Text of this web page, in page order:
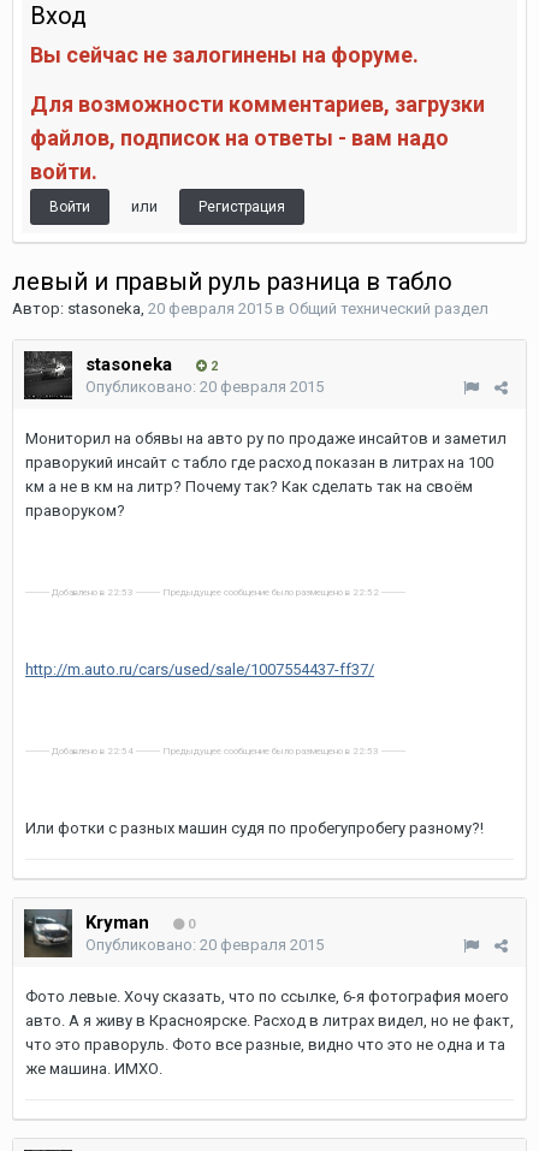
Вход
Вы сейчас не залогинены на форуме.
Для возможности комментариев, загрузки
файлов, подписок на ответы - вам надо
войти.
Войти или Регистрация
левый и правый руль разница в табло
Автор: stasoneka, 20 февраля 2015 в Общий технический раздел
stasoneka 2
Опубликовано: 20 февраля 2015
Мониторил на обявы на авто ру по продаже инсайтов и заметил
праворукий инсайт с табло где расход показан в литрах на 100
км а не в км на литр? Почему так? Как сделать так на своём
праворуком?
---------- Добавлено в 22:53 ---------- Предыдущее сообщение было размещено в 22:52 ----------
http://m.auto.ru/cars/used/sale/1007554437-ff37/
---------- Добавлено в 22:54 ---------- Предыдущее сообщение было размещено в 22:53 ----------
Или фотки с разных машин судя по пробегупробегу разному?!
Kryman 0
Опубликовано: 20 февраля 2015
Фото левые. Хочу сказать, что по ссылке, 6-я фотография моего
авто. А я живу в Красноярске. Расход в литрах видел, но не факт,
что это праворуль. Фото все разные, видно что это не одна и та
же машина. ИМХО.